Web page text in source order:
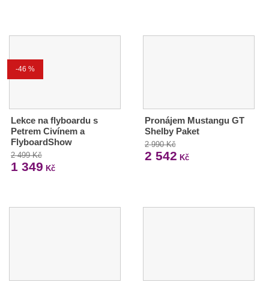
-46 %
Lekce na flyboardu s
Petrem Civínem a
FlyboardShow
2 499 Kč
1 349 Kč
Pronájem Mustangu GT
Shelby Paket
2 990 Kč
2 542 Kč